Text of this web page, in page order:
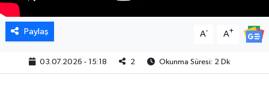
Paylaş A- A+
03.07.2026 - 15:18 2 Okunma Süresi: 2 Dk